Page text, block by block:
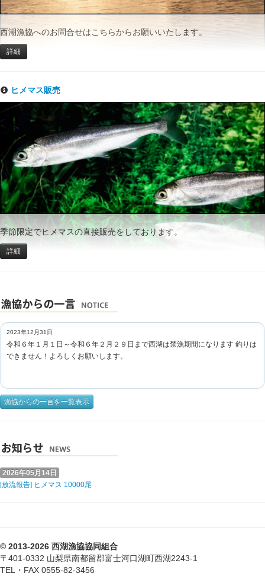
西湖漁協へのお問合せはこちらからお願いいたします。
詳細
ヒメマス販売
季節限定でヒメマスの直接販売をしております。
詳細
2023年12月31日
令和６年１月１日～令和６年２月２９日まで西湖は禁漁期間になります 釣りは
できません！よろしくお願いします。
漁協からの一言を一覧表示
2026年05月14日
[放流報告] ヒメマス 10000尾
© 2013-2026 西湖漁協協同組合
〒401-0332 山梨県南都留郡富士河口湖町西湖2243-1
TEL・FAX 0555-82-3456